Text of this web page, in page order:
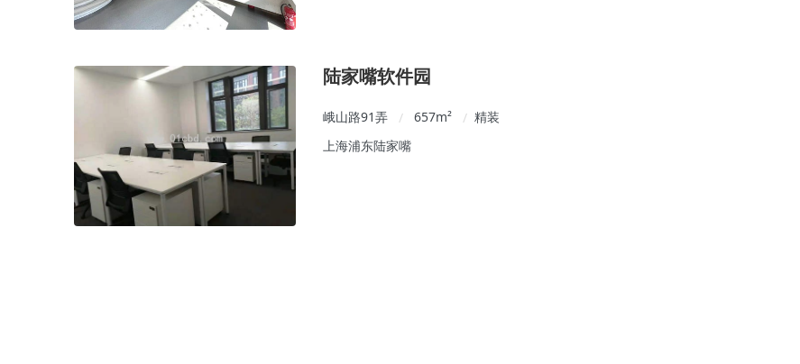
陆家嘴软件园
峨山路91弄 / 657m² / 精装
上海浦东陆家嘴